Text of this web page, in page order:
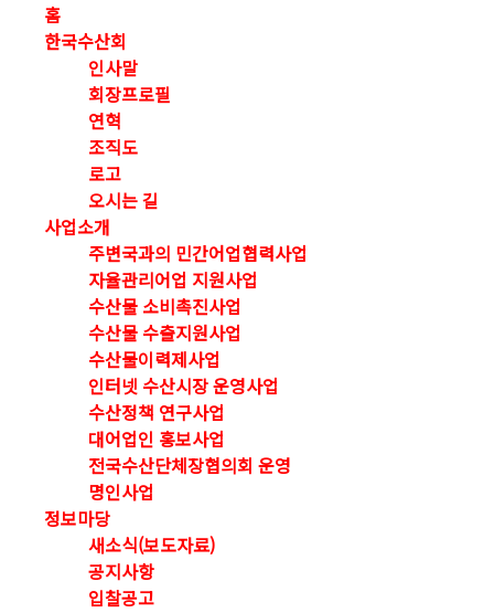
홈
한국수산회
인사말
회장프로필
연혁
조직도
로고
오시는 길
사업소개
주변국과의 민간어업협력사업
자율관리어업 지원사업
수산물 소비촉진사업
수산물 수출지원사업
수산물이력제사업
인터넷 수산시장 운영사업
수산정책 연구사업
대어업인 홍보사업
전국수산단체장협의회 운영
명인사업
정보마당
새소식(보도자료)
공지사항
입찰공고